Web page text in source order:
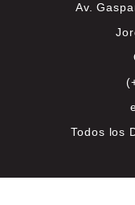
Av.
Todos los